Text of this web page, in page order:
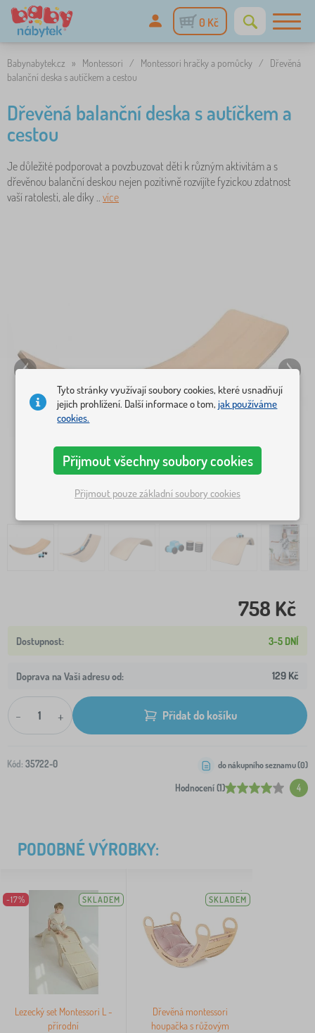
0 Kč
Babynabytek.cz » Montessori / Montessori hračky a pomůcky /
Dřevěná
balanční deska s autíčkem a cestou
Dřevěná balanční deska s autíčkem a
cestou
Je důležité podporovat a povzbuzovat děti k různým aktivitám a s
dřevěnou balanční deskou nejen pozitivně rozvíjíte fyzickou zdatnost
vaší ratolesti, ale díky .. více
758 Kč
3-5 DNÍ
Doprava na Vaši adresu od: 129 Kč
- + Přidat do košíku
Kód: 35722-0
Hodnocení (1) 4
do nákupního seznamu (0)
PODOBNÉ VÝROBKY:
-17% SKLADEM
Lezecký set Montessori L -
přírodní
SKLADEM
Dřevěná montessori
houpačka s růžovým
Tyto stránky využívají soubory cookies, které usnadňují
jejich prohlížení. Další informace o tom,jak používáme
cookies.
Přijmout všechny soubory cookies
Přijmout pouze základní soubory cookies